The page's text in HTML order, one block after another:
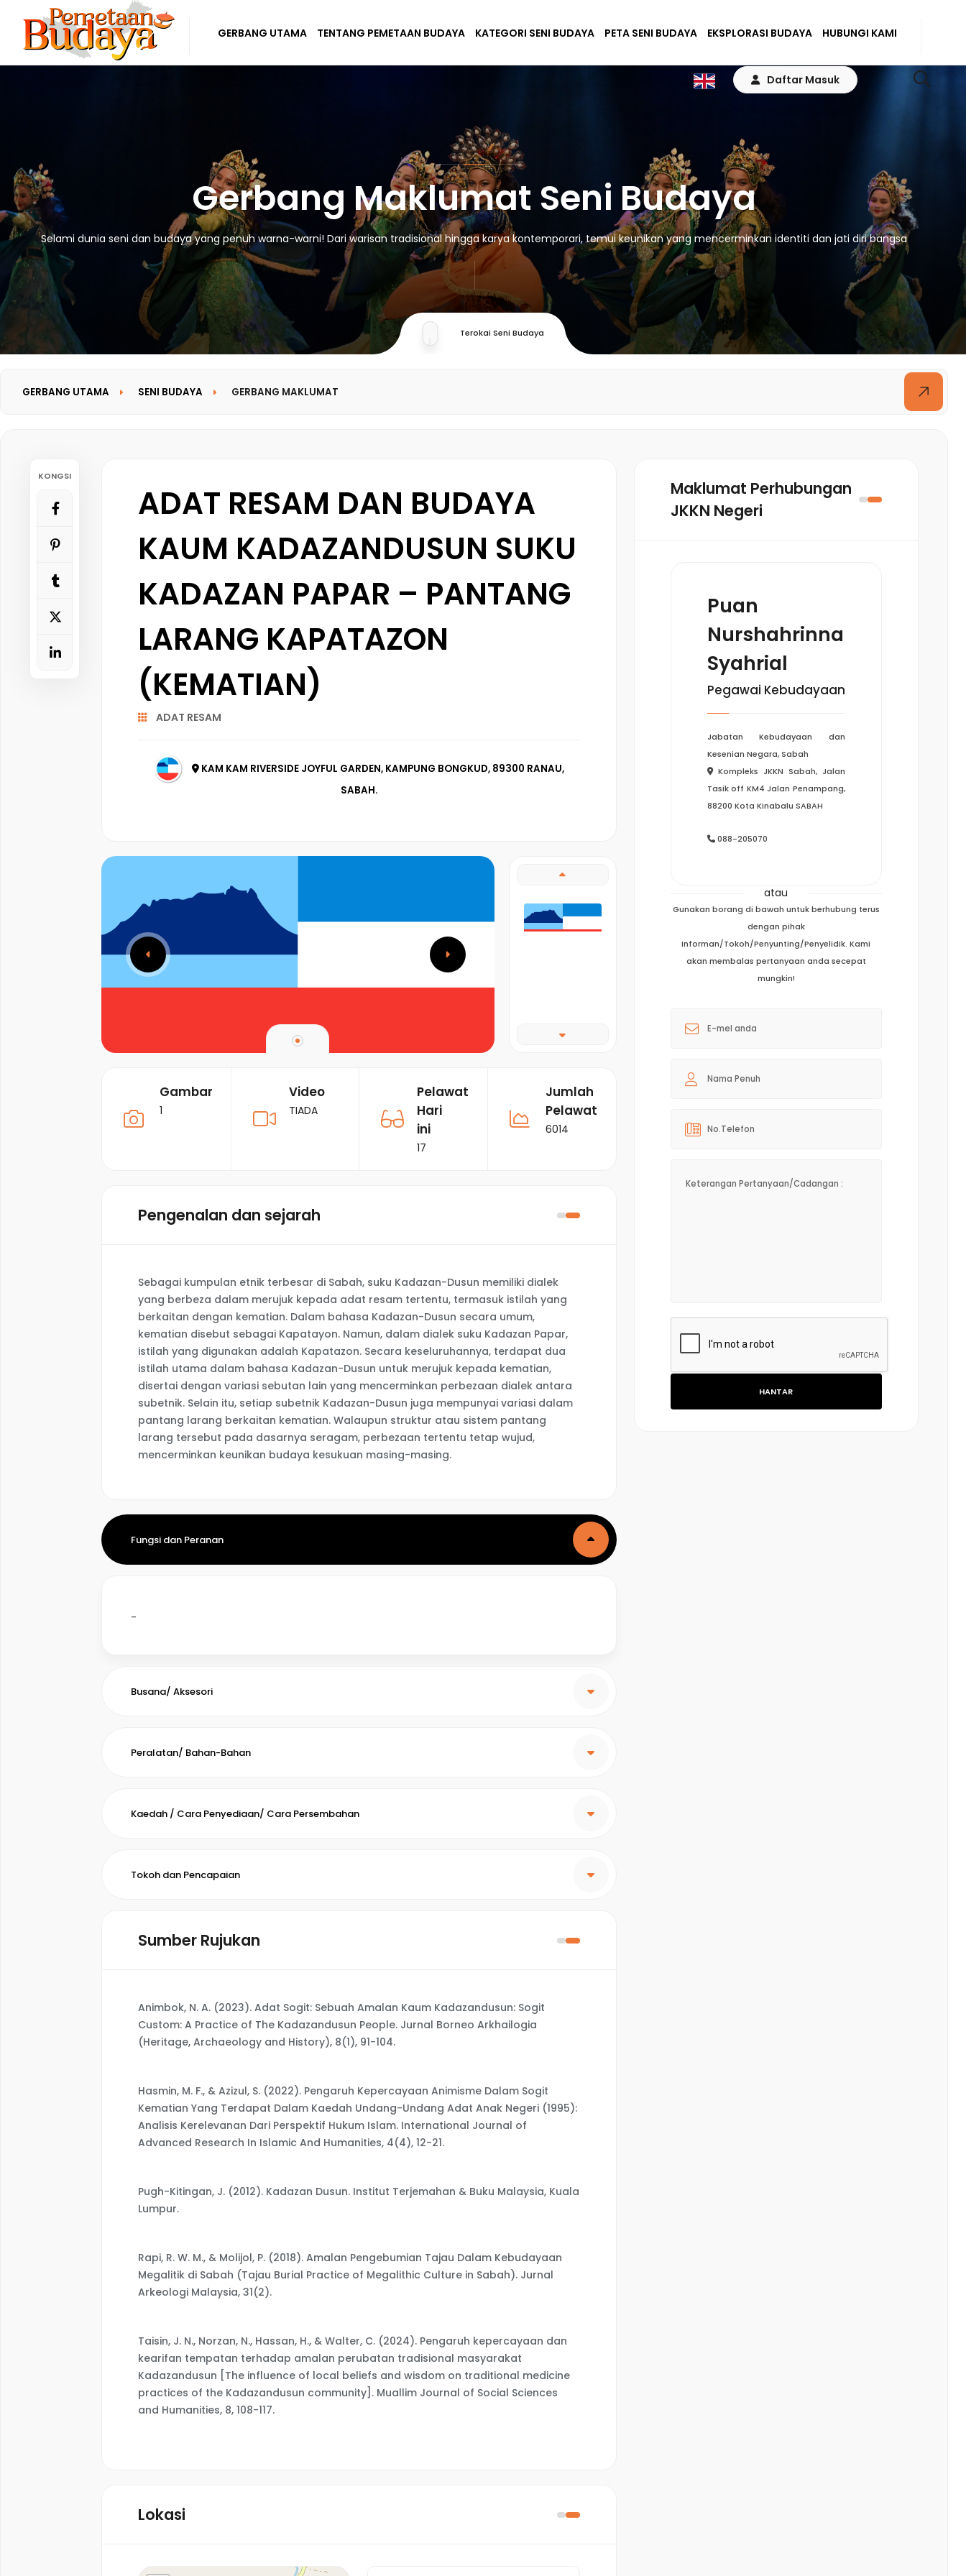
GERBANG UTAMA TENTANG PEMETAAN BUDAYA KATEGORI SENI BUDAYA PETA SENI BUDAYA EKSPLORASI BUDAYA HUBUNGI KAMI
Daftar Masuk
Gerbang Maklumat Seni Budaya
Selami dunia seni dan budaya yang penuh warna-warni! Dari warisan tradisional hingga karya kontemporari, temui keunikan yang mencerminkan identiti dan jati diri bangsa
Terokai Seni Budaya
GERBANG UTAMA SENI BUDAYA GERBANG MAKLUMAT
KONGSI
ADAT RESAM DAN BUDAYA
KAUM KADAZANDUSUN SUKU
KADAZAN PAPAR – PANTANG
LARANG KAPATAZON
(KEMATIAN)
ADAT RESAM
KAM KAM RIVERSIDE JOYFUL GARDEN, KAMPUNG BONGKUD, 89300 RANAU,
SABAH.
Gambar
1
Video
TIADA
Pelawat
Hari
ini
17
Jumlah
Pelawat
6014
Pengenalan dan sejarah
Sebagai kumpulan etnik terbesar di Sabah, suku Kadazan-Dusun memiliki dialek
yang berbeza dalam merujuk kepada adat resam tertentu, termasuk istilah yang
berkaitan dengan kematian. Dalam bahasa Kadazan-Dusun secara umum,
kematian disebut sebagai Kapatayon. Namun, dalam dialek suku Kadazan Papar,
istilah yang digunakan adalah Kapatazon. Secara keseluruhannya, terdapat dua
istilah utama dalam bahasa Kadazan-Dusun untuk merujuk kepada kematian,
disertai dengan variasi sebutan lain yang mencerminkan perbezaan dialek antara
subetnik. Selain itu, setiap subetnik Kadazan-Dusun juga mempunyai variasi dalam
pantang larang berkaitan kematian. Walaupun struktur atau sistem pantang
larang tersebut pada dasarnya seragam, perbezaan tertentu tetap wujud,
mencerminkan keunikan budaya kesukuan masing-masing.
Fungsi dan Peranan
-
Busana/ Aksesori
Peralatan/ Bahan-Bahan
Kaedah / Cara Penyediaan/ Cara Persembahan
Tokoh dan Pencapaian
Sumber Rujukan
Animbok, N. A. (2023). Adat Sogit: Sebuah Amalan Kaum Kadazandusun: Sogit
Custom: A Practice of The Kadazandusun People. Jurnal Borneo Arkhailogia
(Heritage, Archaeology and History), 8(1), 91-104.
Hasmin, M. F., & Azizul, S. (2022). Pengaruh Kepercayaan Animisme Dalam Sogit
Kematian Yang Terdapat Dalam Kaedah Undang-Undang Adat Anak Negeri (1995):
Analisis Kerelevanan Dari Perspektif Hukum Islam. International Journal of
Advanced Research In Islamic And Humanities, 4(4), 12-21.
Pugh-Kitingan, J. (2012). Kadazan Dusun. Institut Terjemahan & Buku Malaysia, Kuala
Lumpur.
Rapi, R. W. M., & Molijol, P. (2018). Amalan Pengebumian Tajau Dalam Kebudayaan
Megalitik di Sabah (Tajau Burial Practice of Megalithic Culture in Sabah). Jurnal
Arkeologi Malaysia, 31(2).
Taisin, J. N., Norzan, N., Hassan, H., & Walter, C. (2024). Pengaruh kepercayaan dan
kearifan tempatan terhadap amalan perubatan tradisional masyarakat
Kadazandusun [The influence of local beliefs and wisdom on traditional medicine
practices of the Kadazandusun community]. Muallim Journal of Social Sciences
and Humanities, 8, 108-117.
Lokasi
Maklumat Perhubungan
JKKN Negeri
Puan
Nurshahrinna
Syahrial
Pegawai Kebudayaan
Jabatan Kebudayaan dan
Kesenian Negara, Sabah
Kompleks JKKN Sabah, Jalan
Tasik off KM4 Jalan Penampang,
88200 Kota Kinabalu SABAH
088-205070
atau
Gunakan borang di bawah untuk berhubung terus
dengan pihak
Informan/Tokoh/Penyunting/Penyelidik. Kami
akan membalas pertanyaan anda secepat
mungkin!
HANTAR